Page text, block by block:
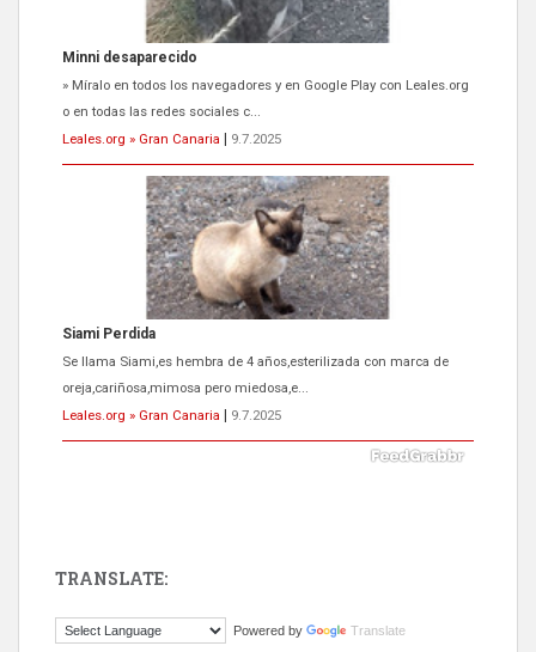
Siami Perdida
Se llama Siami,es hembra de 4 años,esterilizada con marca de
oreja,cariñosa,mimosa pero miedosa,e...
Leales.org » Gran Canaria
9.7.2025
ADOPCIÓN URGENTE GATA TEROR GRAN CANARIA
El ayuntamiento se va a llevar a Los Gatos callejeros de la zona los
próximos días, ella incluida...
Leales.org » Gran Canaria
9.7.2025
Este gato macho ha aparecido en la calle hace menos de un mes,
TRANSLATE:
Powered by Translate